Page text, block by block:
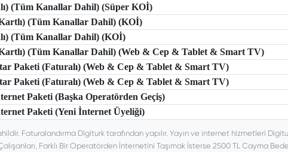
(Tüm Kanallar Dahil) (Süper KOİ)
(Tüm Kanallar Dahil) (KOİ)
(Tüm Kanallar Dahil) (KOİ)
(Tüm Kanallar Dahil) (Web & Cep & Tablet & Smart TV)
Paketi (Faturalı) (Web & Cep & Tablet & Smart TV)
Paketi (Faturalı) (Web & Cep & Tablet & Smart TV)
Paketi (Başka Operatörden Geçiş)
Paketi (Yeni İnternet Üyeliği)
Faturalandırma Digiturk tarafından yapılır. Yayın ve internet hizmetleri
Farklı Bir Operatörden İnternetini Taşımak İsterse 2500 TL Cayma